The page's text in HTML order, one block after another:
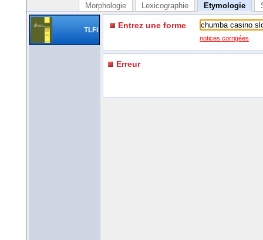
Morphologie Lexicographie Etymologie
TLFi Entrez une forme
notices corrigées
Erreur